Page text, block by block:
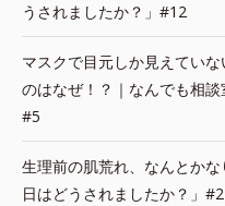
うされましたか？」#12
マスクで目元しか見えてい
のはなぜ！？｜なんでも相談
#5
生理前の肌荒れ、なんとか
日はどうされましたか？」#2